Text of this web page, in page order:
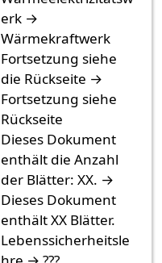
erk →
Wärmekraftwerk
Fortsetzung siehe
die Rückseite →
Fortsetzung siehe
Rückseite
Dieses Dokument
enthält die Anzahl
der Blätter: XX. →
Dieses Dokument
enthält XX Blätter.
Lebenssicherheitsle